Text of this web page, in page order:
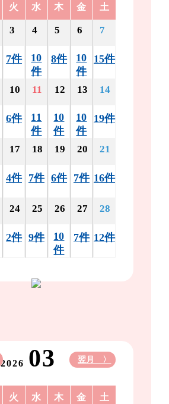
火 水 木 金 土
3
7件
4
10
件
5
8件
6
10
件
7
15件
10
6件
11
11
件
12
10
件
13
10
件
14
19件
17
4件
18
7件
19
6件
20
7件
21
16件
24
2件
25
9件
26
10
件
27
7件
28
12件
2026 03 翌月 〉
火 水 木 金 土